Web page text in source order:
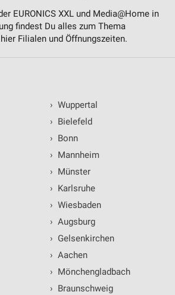
EURONICS XXL und Media@Home in
findest Du alles zum Thema
Filialen und Öffnungszeiten.
› Wuppertal
› Bielefeld
› Bonn
› Mannheim
› Münster
› Karlsruhe
› Wiesbaden
› Augsburg
› Gelsenkirchen
› Aachen
› Mönchengladbach
› Braunschweig